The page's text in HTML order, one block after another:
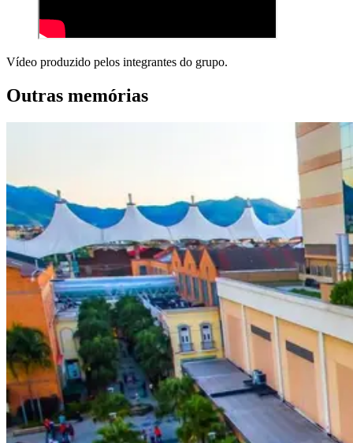
Vídeo produzido pelos integrantes do grupo.
Outras memórias